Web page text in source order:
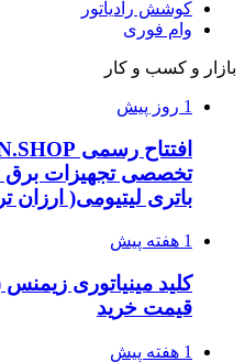
کوشش رادیاتور
وام فوری
بازار و کسب و کار
1 روز پیش
تخصصی تجهیزات برق
باتری لیتیومی(
1 هفته پیش
قیمت خرید
1 هفته پیش